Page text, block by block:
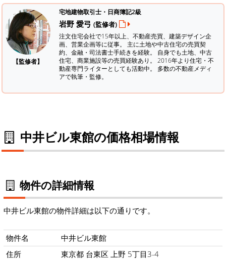
【監修者】
宅地建物取引士・日商簿記2級
岩野 愛弓 (監修者)
注文住宅会社で15年以上、不動産売買、建築デザイン企
画、営業企画等に従事。 主に土地や中古住宅の売買契
約、金融・司法書士手続きを経験。 自身でも土地、中古
住宅、商業施設等の売買経験あり。 2016年より住宅・不
動産専門ライターとしても活動中。 多数の不動産メディ
アで執筆・監修。
中井ビル東館の価格相場情報
物件の詳細情報
中井ビル東館の物件詳細は以下の通りです。
物件名
中井ビル東館
住所
東京都 台東区 上野 5丁目3-4